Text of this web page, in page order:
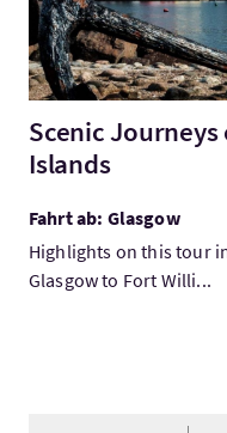
Scenic
Islands
Fahrt ab: Glasgow
Highlights on this tour
Glasgow to Fort Willi...